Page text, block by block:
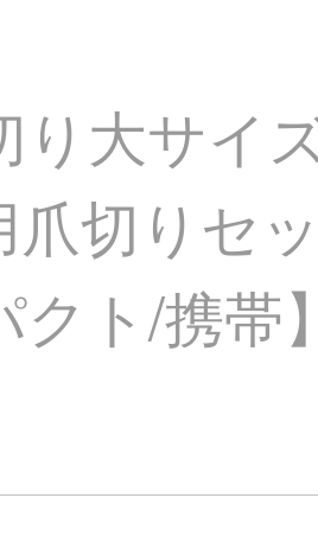
大サイ
切りセ
ト/携帯